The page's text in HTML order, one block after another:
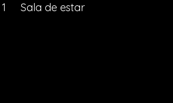
1
Sala de estar